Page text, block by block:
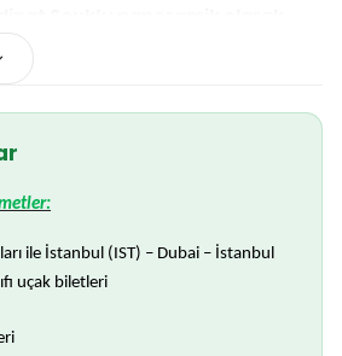
Jumeirah Sahili’ne devam
vereceğimiz fotoğraf molasında
aracımızla turumuza Dubai
Yaklaşık 7 Km’lik bir
restoranlar ve cafeler ile çevrili
bir serbest zamanın ardından
ediyoruz ve otellerin check-in
tamamlıyoruz.
Dhow Cruise Tekne Turu
ile İstanbul (IST) – Dubai – İstanbul
uçak biletleri